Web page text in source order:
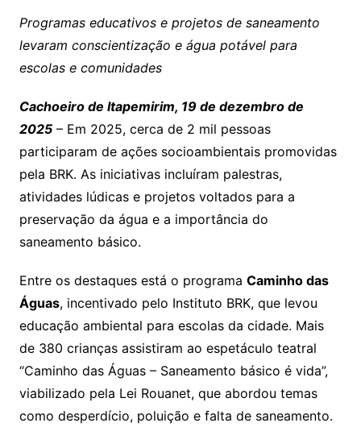
Programas educativos e projetos de saneamento
levaram conscientização e água potável para
escolas e comunidades
Cachoeiro de Itapemirim, 19 de dezembro de
2025– Em 2025, cerca de 2 mil pessoas
participaram de ações socioambientais promovidas
pela BRK. As iniciativas incluíram palestras,
atividades lúdicas e projetos voltados para a
preservação da água e a importância do
saneamento básico.
Entre os destaques está o programa Caminho das
Águas, incentivado pelo Instituto BRK, que levou
educação ambiental para escolas da cidade. Mais
de 380 crianças assistiram ao espetáculo teatral
“Caminho das Águas – Saneamento básico é vida”,
viabilizado pela Lei Rouanet, que abordou temas
como desperdício, poluição e falta de saneamento.